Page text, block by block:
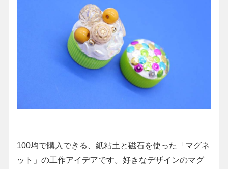
100均で購入できる、紙粘土と磁石を使った「マグネ
ット」の工作アイデアです。好きなデザインのマグ